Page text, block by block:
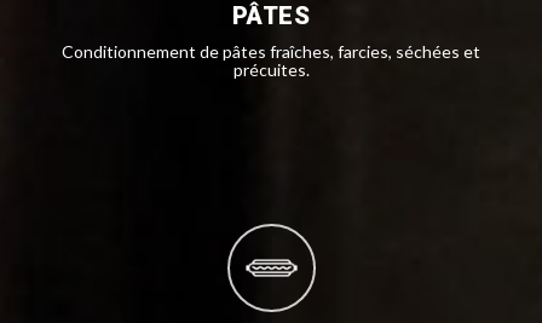
PÂTES
Conditionnement de pâtes fraîches, farcies, séchées et
précuites.